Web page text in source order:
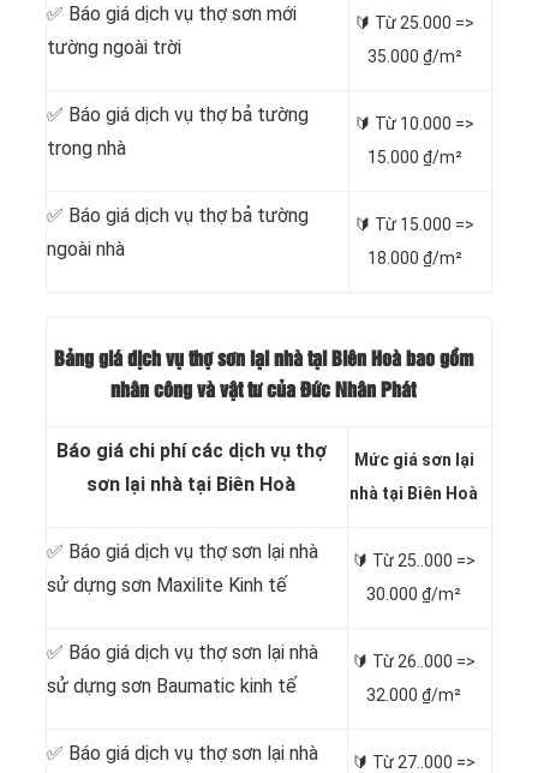
✅ Báo giá dịch vụ thợ sơn mới
tường ngoài trời
🔰 Từ 25.000 =>
35.000 ₫/m²
✅ Báo giá dịch vụ thợ bả tường
trong nhà
🔰 Từ 10.000 =>
15.000 ₫/m²
✅ Báo giá dịch vụ thợ bả tường
ngoài nhà
🔰 Từ 15.000 =>
18.000 ₫/m²
Bảng giá dịch vụ thợ sơn lại nhà tại Biên Hoà bao gồm
nhân công và vật tư của Đức Nhân Phát
Báo giá chi phí các dịch vụ thợ
sơn lại nhà tại Biên Hoà
Mức giá sơn lại
nhà tại Biên Hoà
✅ Báo giá dịch vụ thợ sơn lại nhà
sử dựng sơn Maxilite Kinh tế
🔰 Từ 25..000 =>
30.000 ₫/m²
✅ Báo giá dịch vụ thợ sơn lại nhà
sử dựng sơn Baumatic kinh tế
🔰 Từ 26..000 =>
32.000 ₫/m²
✅ Báo giá dịch vụ thợ sơn lại nhà
🔰 Từ 27..000 =>